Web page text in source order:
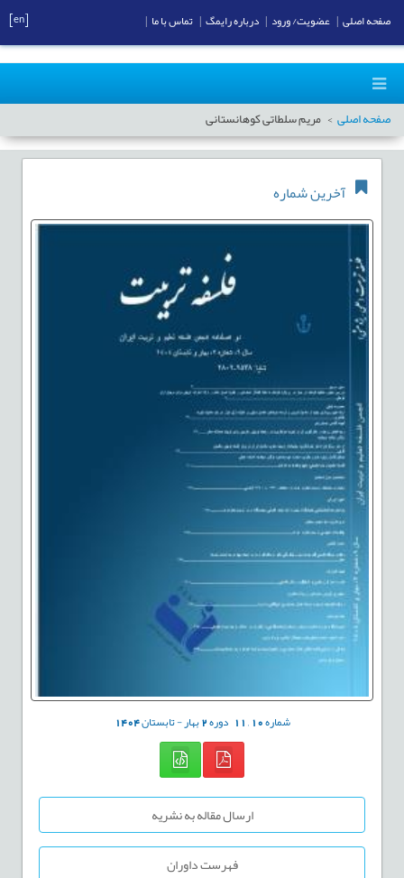
صفحه اصلی مریم سلطاتی کوهانستانی
آخرین شماره
شماره10
,
11 دوره2بهار - تابستان1404
ارسال مقاله به نشریه
فهرست داوران
صفحه اصلی عضویت/ ورود درباره رایمگ تماس با ما